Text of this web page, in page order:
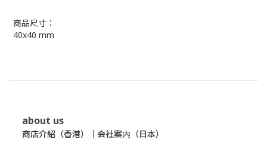
商品尺寸：
40x40 mm
about us
商店介紹（香港） 会社案内（日本）